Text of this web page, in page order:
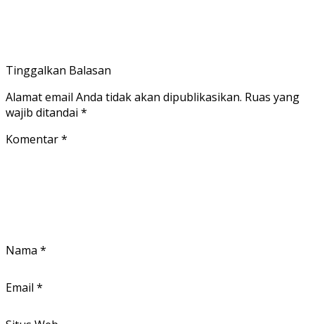
Tinggalkan Balasan
Alamat email Anda tidak akan dipublikasikan. Ruas yang
wajib ditandai *
Komentar*
Nama *
Email *